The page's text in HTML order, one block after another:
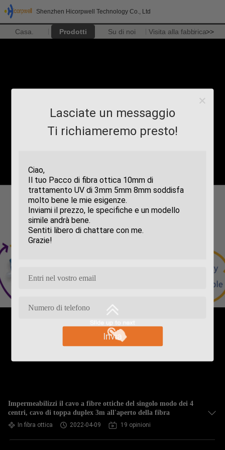
Shenzhen Hicorpwell Technology Co., Ltd
Casa. Prodotti Su di noi Visita alla fabbrica>>
Lasciate un messaggio
Ti richiameremo presto!
Invia
Impermeabilizzi il cavo a fibre ottiche del singolo modo dei 4
centri, cavo di toppa duplex 3m all'aperto della fibra
In fibra ottica 2022-04-09 19 opinioni